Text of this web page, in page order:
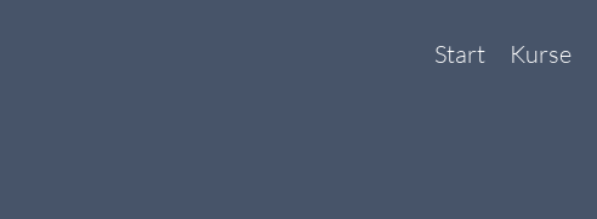
Start Kurse